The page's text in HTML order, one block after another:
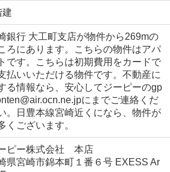
建
銀行 大工町支店が物件から269mの
ろにあります。こちらの物件はアパ
です。こちらは初期費用をカードで
払いいただける物件です。不動産に
る情報なら、安心してジーピーのgp
にまでご連絡くだ
。日豊本線宮崎近くになら、物件が
くございます。
ピー株式会社 本店
県宮崎市錦本町１番６号 EXESS Ar